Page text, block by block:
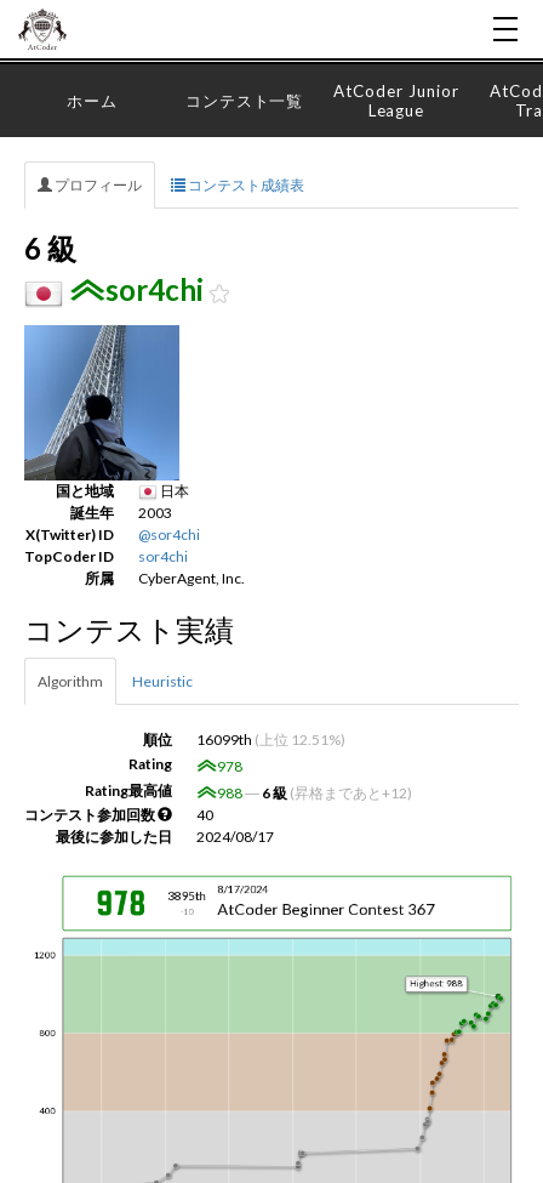
ホーム コンテスト一覧
AtCoder Junior
League
プロフィール コンテスト成績表
6 級
sor4chi
国と地域
日本
誕生年
2003
X(Twitter) ID
@sor4chi
TopCoder ID
sor4chi
所属
CyberAgent, Inc.
コンテスト実績
Algorithm Heuristic
順位 16099th (上位 12.51%)
Rating
978
Rating最高値
988― 6 級 (昇格まであと+12)
コンテスト参加回数
40
最後に参加した日
2024/08/17